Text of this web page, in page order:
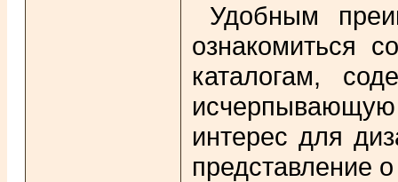
Удобным
ознакомиться
каталогам,
интерес для
представление